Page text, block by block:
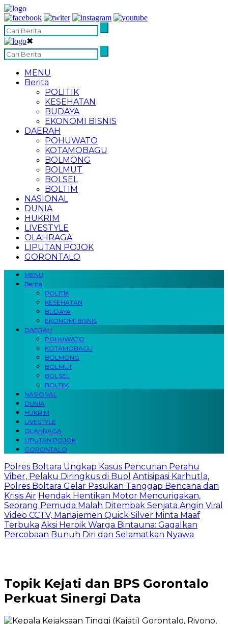
✖
MENU
Berita
POLITIK
KESEHATAN
BUDAYA
EKONOMI BISNIS
DAERAH
POHUWATO
KOTAMOBAGU
BOLMONG
BOLMUT
BOLSEL
BOLTIM
NASIONAL
DUNIA
HUKRIM
LIVESTYLE
OLAHRAGA
LIPUTAN POJOK
GORONTALO
MENU
Berita
POLITIK
KESEHATAN
BUDAYA
EKONOMI BISNIS
DAERAH
POHUWATO
KOTAMOBAGU
BOLMONG
BOLMUT
BOLSEL
BOLTIM
NASIONAL
DUNIA
HUKRIM
LIVESTYLE
OLAHRAGA
LIPUTAN POJOK
GORONTALO
Polres Boltara Ungkap Kasus Pencurian Perahu
Viber, Pelaku Diringkus di Buol Antisipasi Karhutla,
Polres Boltara Gelar Pasukan Tanggap Bencana dan
Krisis Air Hendak Hentikan Motor Mencurigakan,
Seorang Pemuda Malah Ditembak Senjata Angin Viral
Video CCTV, Manajemen Quick Silver Minta Maaf
Terbuka Aksi Heroik Warga Bintauna: Gagalkan
Percobaan Bunuh Diri dan Selamatkan Nyawa
Topik Kejati dan BPS Gorontalo
Perkuat Sinergi Data